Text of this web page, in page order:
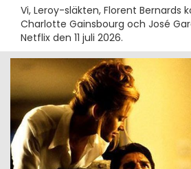
Vi, Leroy-släkten, Florent Bernards
Charlotte Gainsbourg och José
Netflix den 11 juli 2026.